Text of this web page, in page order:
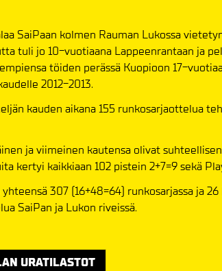
SaiPaan kolmen Rauman Lukossa
tuli jo 10-vuotiaana Lappeenrantaan ja
töiden perässä Kuopioon 17-
2012-2013.
kauden aikana 155 runkosarjaottelua
ja viimeinen kautensa olivat
kertyi kaikkiaan 102 pistein 2+7=9 sekä
307 (16+48=64) runkosarjassa ja
SaiPan ja Lukon riveissä.
URATILASTOT